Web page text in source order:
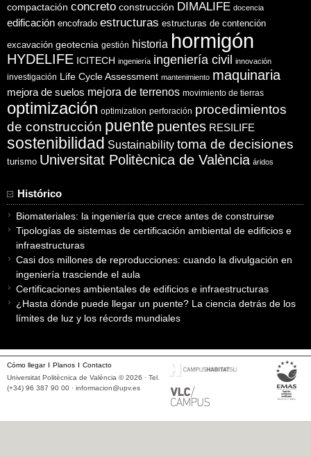
compactación concreto construcción DIMALIFE docencia
edificación encofrado estructuras estructuras de contención
excavación geotecnia gestión historia hormigón
HYDELIFE ICITECH ingeniería ingeniería civil innovación
investigación Life Cycle Assessment mantenimiento maquinaria
mejora de suelos mejora de terrenos movimiento de tierras
optimización optimization perforación procedimientos
de construcción puente puentes RESILIFE
sostenibilidad Sustainability toma de decisiones
turismo Universitat Politècnica de València áridos
Histórico
Biomateriales: la ingeniería que crece antes de construirse
Tipologías de sistemas de certificación ambiental de edificios e
infraestructuras
Casi dos millones de reproducciones: cuando la divulgación en
ingeniería trasciende el aula
Certificaciones ambientales de edificios e infraestructuras
¿Hasta dónde puede llegar un puente? La ciencia detrás de los
límites de luz y los récords mundiales
Cómo llegar Planos
Contacto
Universitat Politècnica de València © 2026 · Tel.
(+34) 96 387 90 00 · informacion@upv.es